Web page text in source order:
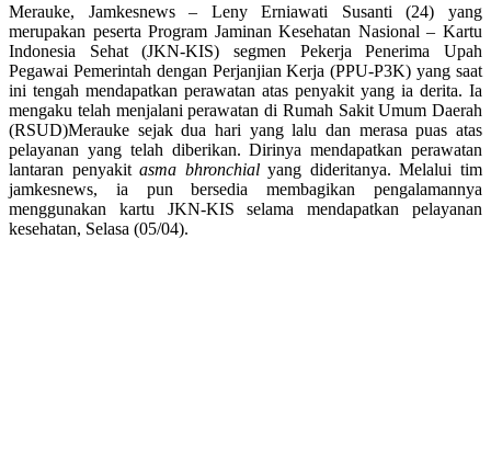
Merauke, Jamkesnews – Leny Erniawati Susanti (24) yang
merupakan peserta Program Jaminan Kesehatan Nasional – Kartu
Indonesia Sehat (JKN-KIS) segmen Pekerja Penerima Upah
Pegawai Pemerintah dengan Perjanjian Kerja (PPU-P3K) yang saat
ini tengah mendapatkan perawatan atas penyakit yang ia derita. Ia
mengaku telah menjalani perawatan di Rumah Sakit Umum Daerah
(RSUD)Merauke sejak dua hari yang lalu dan merasa puas atas
pelayanan yang telah diberikan. Dirinya mendapatkan perawatan
lantaran penyakitasma bhronchialyang dideritanya. Melalui tim
jamkesnews, ia pun bersedia membagikan pengalamannya
menggunakan kartu JKN-KIS selama mendapatkan pelayanan
kesehatan, Selasa (05/04).